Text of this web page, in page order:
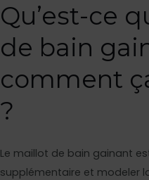
Qu’est-ce
de bain
comment
?
Le maillot de bain gainant
supplémentaire et modeler